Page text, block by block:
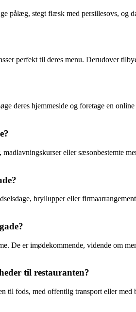
pålæg, stegt flæsk med persillesovs, og
perfekt til deres menu. Derudover
deres hjemmeside og foretage en
eller sæsonbestemte
bryllupper eller
De er imødekommende, vidende om
til restauranten?
til fods, med offentlig transport eller